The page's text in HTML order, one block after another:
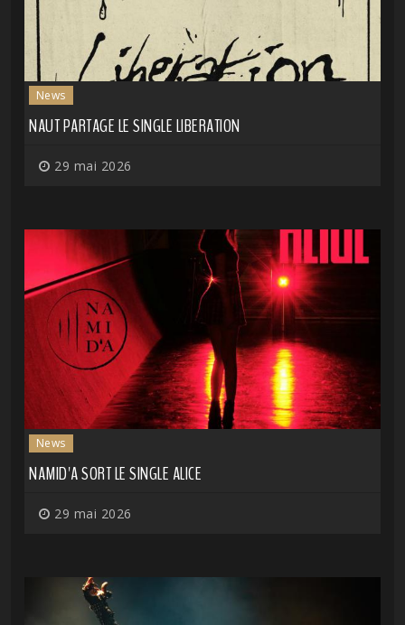
News
NAUT PARTAGE LE SINGLE LIBERATION
29 mai 2026
News
NAMID'A SORT LE SINGLE ALICE
29 mai 2026